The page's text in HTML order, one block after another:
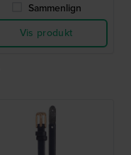
Sammenlign
Vis produkt